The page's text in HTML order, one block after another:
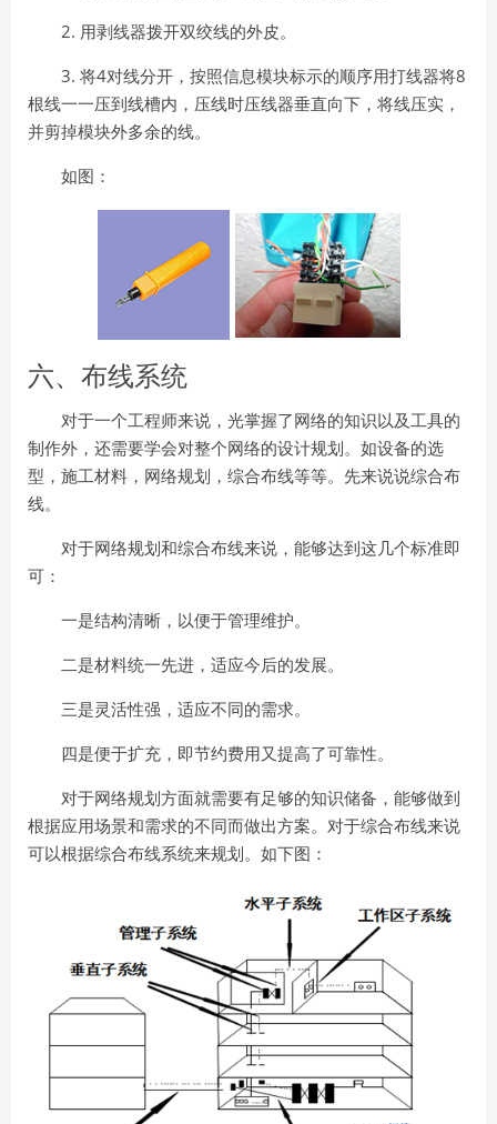
2. 用剥线器拨开双绞线的外皮。
3. 将4对线分开，按照信息模块标示的顺序用打线器将8
根线一一压到线槽内，压线时压线器垂直向下，将线压实，
并剪掉模块外多余的线。
如图：
六、布线系统
对于一个工程师来说，光掌握了网络的知识以及工具的
制作外，还需要学会对整个网络的设计规划。如设备的选
型，施工材料，网络规划，综合布线等等。先来说说综合布
线。
对于网络规划和综合布线来说，能够达到这几个标准即
可：
一是结构清晰，以便于管理维护。
二是材料统一先进，适应今后的发展。
三是灵活性强，适应不同的需求。
四是便于扩充，即节约费用又提高了可靠性。
对于网络规划方面就需要有足够的知识储备，能够做到
根据应用场景和需求的不同而做出方案。对于综合布线来说
可以根据综合布线系统来规划。如下图：